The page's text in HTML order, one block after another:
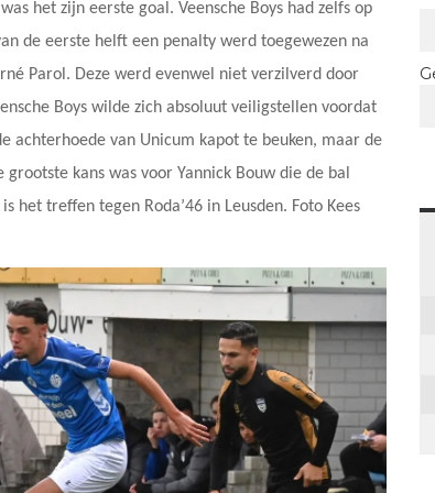
het zijn eerste goal. Veensche Boys had zelfs op
de eerste helft een penalty werd toegewezen na
Parol. Deze werd evenwel niet verzilverd door
Boys wilde zich absoluut veiligstellen voordat
achterhoede van Unicum kapot te beuken, maar de
kans was voor Yannick Bouw die de bal
het treffen tegen Roda’46 in Leusden. Foto Kees